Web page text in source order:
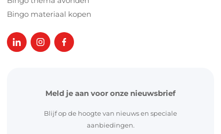
Bingo materiaal kopen
Meld je aan voor onze nieuwsbrief
Blijf op de hoogte van nieuws en speciale
aanbiedingen.